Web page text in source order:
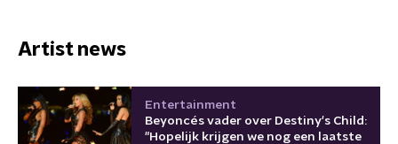
Artist news
Entertainment
Beyoncés vader over Destiny's Child:
"Hopelijk krijgen we nog een laatste